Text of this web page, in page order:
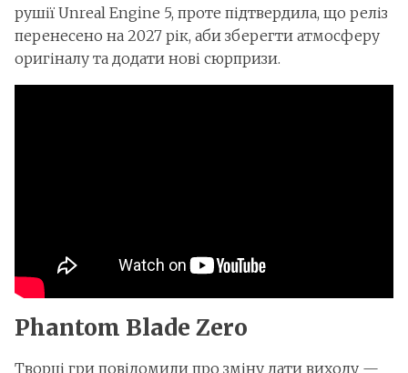
рушії Unreal Engine 5, проте підтвердила, що реліз
перенесено на 2027 рік, аби зберегти атмосферу
оригіналу та додати нові сюрпризи.
Phantom Blade Zero
Творці гри повідомили про зміну дати виходу —